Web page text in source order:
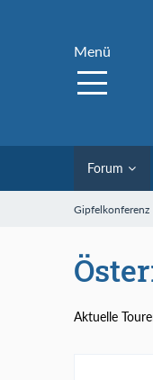
Menü
Forum
Gipfelkonferenz
Aktuelle